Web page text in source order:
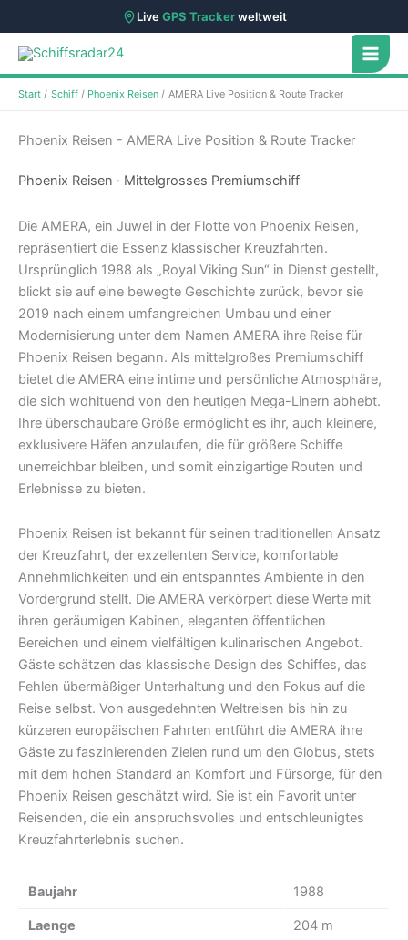
LiveGPS Trackerweltweit
Zum
Inhalt
springen
Start Schiff Phoenix Reisen AMERA Live Position & Route Tracker
Phoenix Reisen - AMERA Live Position & Route Tracker
Phoenix Reisen · Mittelgrosses Premiumschiff
Die AMERA, ein Juwel in der Flotte von Phoenix Reisen,
repräsentiert die Essenz klassischer Kreuzfahrten.
Ursprünglich 1988 als „Royal Viking Sun“ in Dienst gestellt,
blickt sie auf eine bewegte Geschichte zurück, bevor sie
2019 nach einem umfangreichen Umbau und einer
Modernisierung unter dem Namen AMERA ihre Reise für
Phoenix Reisen begann. Als mittelgroßes Premiumschiff
bietet die AMERA eine intime und persönliche Atmosphäre,
die sich wohltuend von den heutigen Mega-Linern abhebt.
Ihre überschaubare Größe ermöglicht es ihr, auch kleinere,
exklusivere Häfen anzulaufen, die für größere Schiffe
unerreichbar bleiben, und somit einzigartige Routen und
Erlebnisse zu bieten.
Phoenix Reisen ist bekannt für seinen traditionellen Ansatz
der Kreuzfahrt, der exzellenten Service, komfortable
Annehmlichkeiten und ein entspanntes Ambiente in den
Vordergrund stellt. Die AMERA verkörpert diese Werte mit
ihren geräumigen Kabinen, eleganten öffentlichen
Bereichen und einem vielfältigen kulinarischen Angebot.
Gäste schätzen das klassische Design des Schiffes, das
Fehlen übermäßiger Unterhaltung und den Fokus auf die
Reise selbst. Von ausgedehnten Weltreisen bis hin zu
kürzeren europäischen Fahrten entführt die AMERA ihre
Gäste zu faszinierenden Zielen rund um den Globus, stets
mit dem hohen Standard an Komfort und Fürsorge, für den
Phoenix Reisen geschätzt wird. Sie ist ein Favorit unter
Reisenden, die ein anspruchsvolles und entschleunigtes
Kreuzfahrterlebnis suchen.
Baujahr 1988
Laenge 204 m